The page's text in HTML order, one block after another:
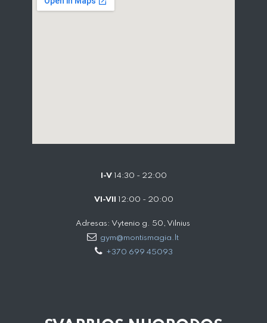
I-V14:30 - 22:00
VI-VII 12:00 - 20:00
Adresas: Vytenio g. 50, Vilnius
gym@montismagia.lt
+370 699 45093